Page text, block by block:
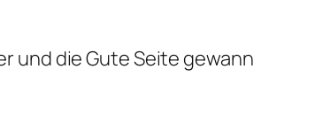
und die Gute Seite gewann